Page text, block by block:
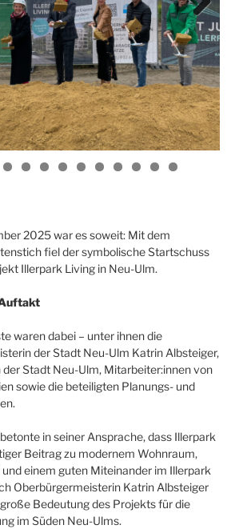
Next
2025 war es soweit: Mit dem
fiel der symbolische Startschuss
Illerpark Living in Neu-Ulm.
waren dabei – unter ihnen die
der Stadt Neu-Ulm Katrin Albsteiger,
Stadt Neu-Ulm, Mitarbeiter:innen von
sowie die beteiligten Planungs- und
in seiner Ansprache, dass Illerpark
Beitrag zu modernem Wohnraum,
einem guten Miteinander im Illerpark
Oberbürgermeisterin Katrin Albsteiger
Bedeutung des Projekts für die
im Süden Neu-Ulms.